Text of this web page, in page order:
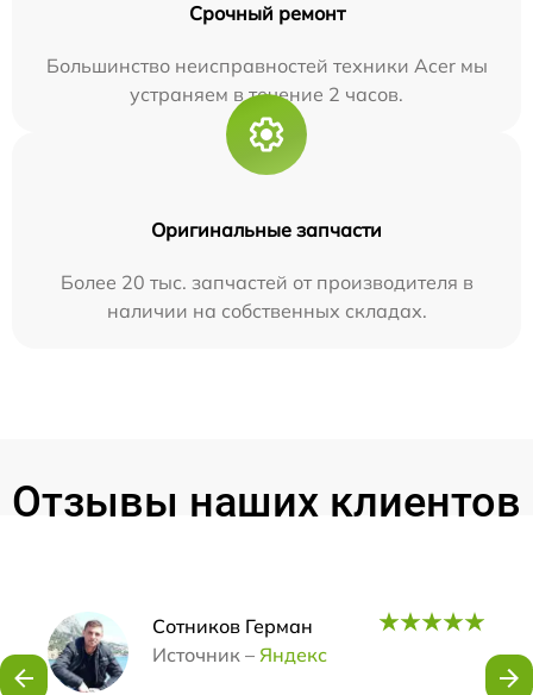
Срочный ремонт
Большинство неисправностей техники Acer мы
устраняем в течение 2 часов.
Оригинальные запчасти
Более 20 тыс. запчастей от производителя в
наличии на собственных складах.
Отзывы наших клиентов
Сотников Герман
Источник – Яндекс
Наши мастера